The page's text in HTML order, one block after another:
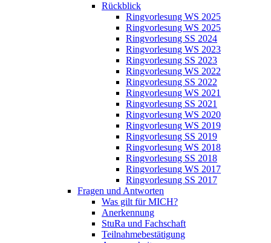
Rückblick
Ringvorlesung WS 2025
Ringvorlesung WS 2025
Ringvorlesung SS 2024
Ringvorlesung WS 2023
Ringvorlesung SS 2023
Ringvorlesung WS 2022
Ringvorlesung SS 2022
Ringvorlesung WS 2021
Ringvorlesung SS 2021
Ringvorlesung WS 2020
Ringvorlesung WS 2019
Ringvorlesung SS 2019
Ringvorlesung WS 2018
Ringvorlesung SS 2018
Ringvorlesung WS 2017
Ringvorlesung SS 2017
Fragen und Antworten
Was gilt für MICH?
Anerkennung
StuRa und Fachschaft
Teilnahmebestätigung